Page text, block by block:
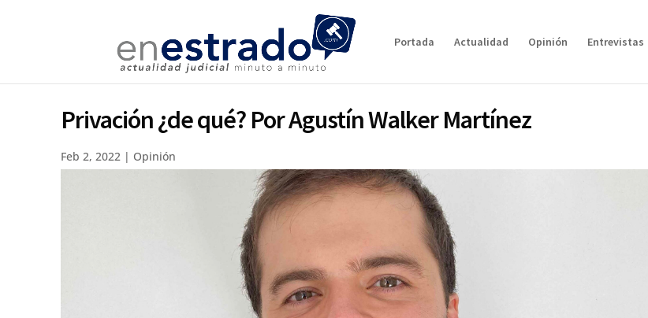
Portada Actualidad Opinión Entrevistas
Privación ¿de qué? Por Agustín Walker Martínez
Feb 2, 2022 | Opinión